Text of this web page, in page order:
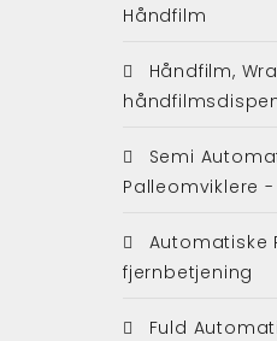
Håndfilm
Håndfilm,
Semi
Palleomviklere
Automatiske
fjernbetjening
Fuld